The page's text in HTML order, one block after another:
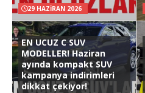
29 HAZIRAN 2026
EN UCUZ C SUV
MODELLER! Haziran
ayında kompakt SUV
kampanya indirimleri
dikkat çekiyor!